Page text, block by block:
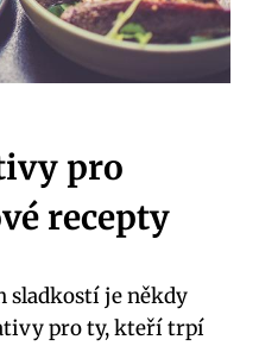
pro
recepty
sladkostí je někdy
pro ty, kteří trpí